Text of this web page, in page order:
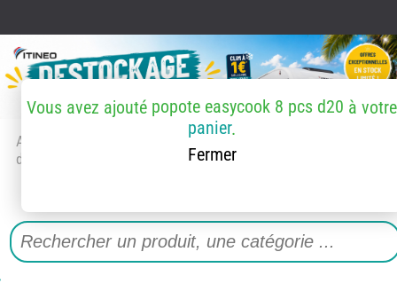
Accueil
> Accessoires et pièces
détachées
Vous avez ajouté popote easycook 8 pcs d20 à votre
panier.
Fermer